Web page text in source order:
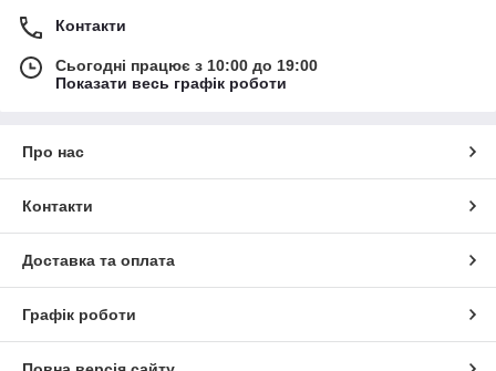
Контакти
Сьогодні працює з 10:00 до 19:00
Показати весь графік роботи
Про нас
Контакти
Доставка та оплата
Графік роботи